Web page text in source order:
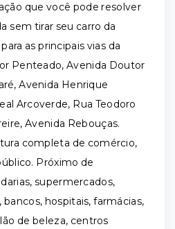
que você pode resolver
sem tirar seu carro da
as principais vias da
Penteado, Avenida Doutor
Avenida Henrique
Arcoverde, Rua Teodoro
Avenida Rebouças.
completa de comércio,
Próximo de
supermercados,
hospitais, farmácias,
de beleza, centros